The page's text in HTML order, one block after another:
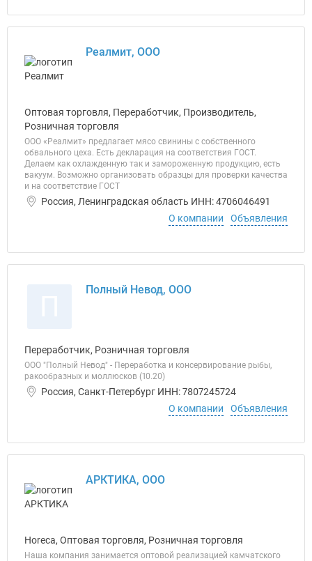
Реалмит, ООО
Оптовая торговля, Переработчик, Производитель,
Розничная торговля
ООО «Реалмит» предлагает мясо свинины с собственного
обвального цеха. Есть декларация на соответствия ГОСТ.
Делаем как охлажденную так и замороженную продукцию, есть
вакуум. Возможно организовать образцы для проверки качества
и на соответствие ГОСТ
Россия, Ленинградская область ИНН: 4706046491
О компании
Объявления
Полный Невод, ООО
Переработчик, Розничная торговля
ООО "Полный Невод" - Переработка и консервирование рыбы,
ракообразных и моллюсков (10.20)
Россия, Санкт-Петербург ИНН: 7807245724
О компании
Объявления
АРКТИКА, ООО
Horeca, Оптовая торговля, Розничная торговля
Наша компания занимается оптовой реализацией камчатского